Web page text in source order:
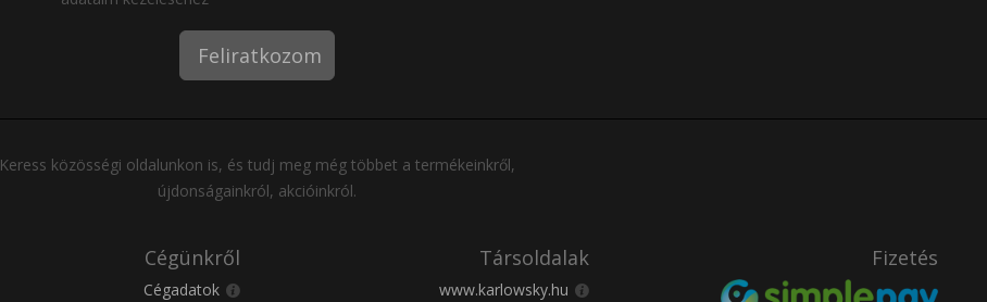
Feliratkozom
Keress közösségi oldalunkon is, és tudj meg még többet a termékeinkről,
újdonságainkról, akcióinkról.
Cégünkről
Cégadatok
Társoldalak
www.karlowsky.hu
Fizetés